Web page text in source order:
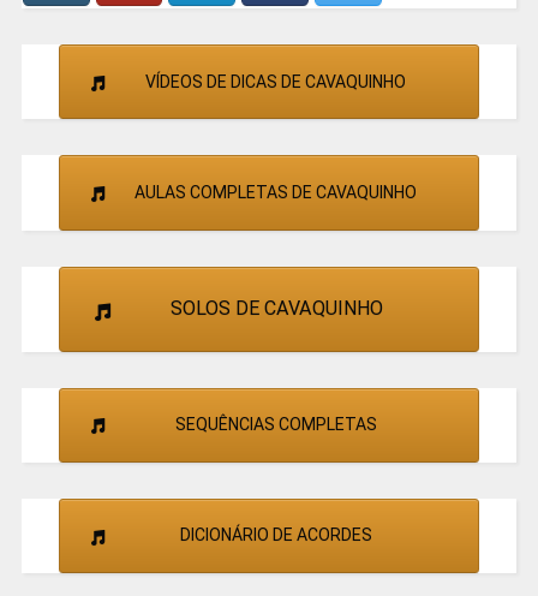
VÍDEOS DE DICAS DE CAVAQUINHO
AULAS COMPLETAS DE CAVAQUINHO
SOLOS DE CAVAQUINHO
SEQUÊNCIAS COMPLETAS
DICIONÁRIO DE ACORDES